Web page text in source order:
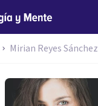
Mirian Reyes Sánchez